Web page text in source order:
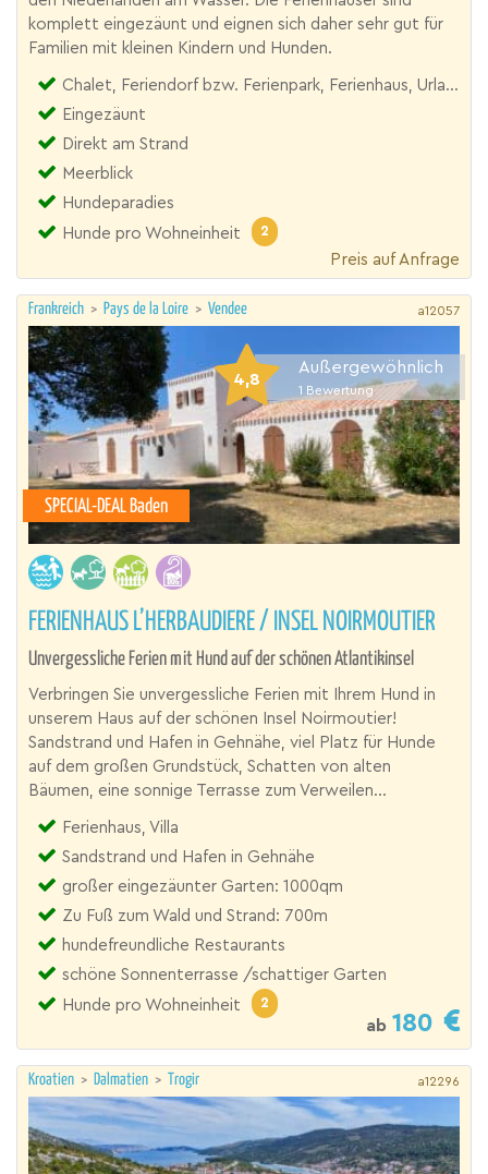
komplett eingezäunt und eignen sich daher sehr gut für
Familien mit kleinen Kindern und Hunden.
Chalet, Feriendorf bzw. Ferienpark, Ferienhaus, Urlaubsresort
Eingezäunt
Direkt am Strand
Meerblick
Hundeparadies
Hunde pro Wohneinheit
2
Preis auf Anfrage
Frankreich > Pays de la Loire > Vendee a12057
4,8
Außergewöhnlich
1 Bewertung
SPECIAL-DEAL Baden
FERIENHAUS L’HERBAUDIERE / INSEL NOIRMOUTIER
Unvergessliche Ferien mit Hund auf der schönen Atlantikinsel
Verbringen Sie unvergessliche Ferien mit Ihrem Hund in
unserem Haus auf der schönen Insel Noirmoutier!
Sandstrand und Hafen in Gehnähe, viel Platz für Hunde
auf dem großen Grundstück, Schatten von alten
Bäumen, eine sonnige Terrasse zum Verweilen...
Ferienhaus, Villa
Sandstrand und Hafen in Gehnähe
großer eingezäunter Garten: 1000qm
Zu Fuß zum Wald und Strand: 700m
hundefreundliche Restaurants
schöne Sonnenterrasse /schattiger Garten
Hunde pro Wohneinheit
2
ab 180
Kroatien > Dalmatien > Trogir a12296